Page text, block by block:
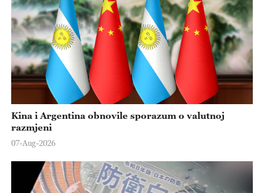
Kina i Argentina obnovile sporazum o valutnoj
razmjeni
07-Aug-2026